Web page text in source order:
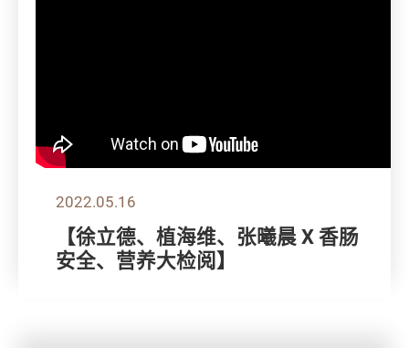
2022.05.16
【徐立德、植海维、张曦晨 X 香肠
安全、营养大检阅】